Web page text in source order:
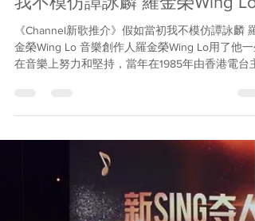
May 27, 2019
2 min read
《Channel新歌推介》假如當初
我不模仿譚詠麟 羅金榮Wing Lo
《Channel新歌推介》假如當初我不模仿譚詠麟 羅
金榮Wing Lo 音樂創作人羅金榮Wing Lo用了他一